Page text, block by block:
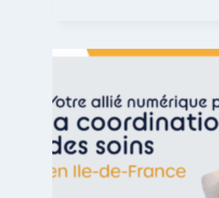
S
S
S
A
G
E
-